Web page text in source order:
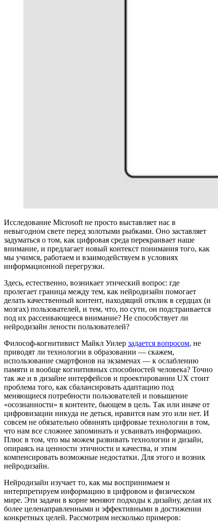
Исследование Microsoft не просто выставляет нас в
невыгодном свете перед золотыми рыбками. Оно заставляет
задуматься о том, как цифровая среда перекраивает наше
внимание, и предлагает новый контекст понимания того, как
мы учимся, работаем и взаимодействуем в условиях
информационной перегрузки.
Здесь, естественно, возникает этический вопрос: где
пролегает граница между тем, как нейродизайн помогает
делать качественный контент, находящий отклик в сердцах (и
мозгах) пользователей, и тем, что, по сути, он подстраивается
под их рассеивающееся внимание? Не способствует ли
нейродизайн лености пользователей?
Философ-когнитивист Майкл Уилер задается вопросом, не
приводят ли технологии в образовании — скажем,
использование смартфонов на экзаменах — к ослаблению
памяти и вообще когнитивных способностей человека? Точно
так же и в дизайне интерфейсов и проектировании UX стоит
проблема того, как сбалансировать адаптацию под
меняющиеся потребности пользователей и повышение
«осознанности» в контенте, бьющем в цель. Так или иначе от
цифровизации никуда не деться, нравится нам это или нет. И
совсем не обязательно обвинять цифровые технологии в том,
что нам все сложнее запоминать и усваивать информацию.
Плюс в том, что мы можем развивать технологии и дизайн,
опираясь на ценности этичности и качества, и этим
компенсировать возможные недостатки. Для этого и возник
нейродизайн.
Нейродизайн изучает то, как мы воспринимаем и
интерпретируем информацию в цифровом и физическом
мире. Эти задачи в корне меняют подходы к дизайну, делая их
более целенаправленными и эффективными в достижении
конкретных целей. Рассмотрим несколько примеров: